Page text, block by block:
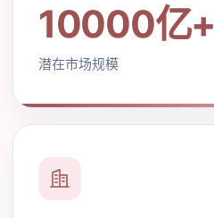
10000亿+
潜在市场规模